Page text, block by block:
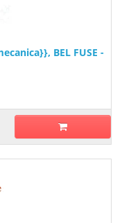
BEL FUSE -